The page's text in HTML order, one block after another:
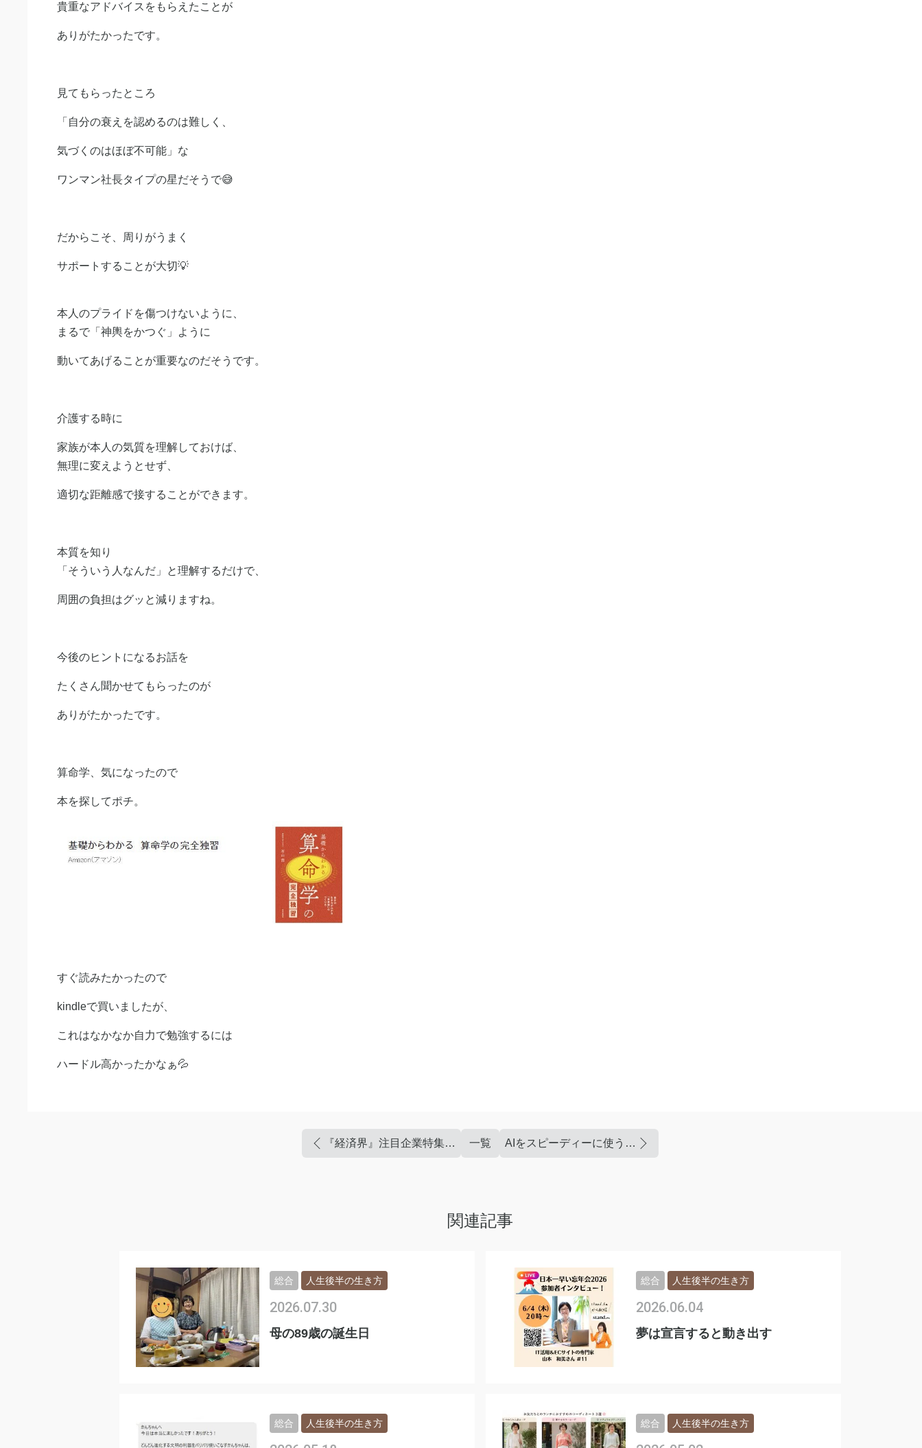
貴重なアドバイスをもらえたことが
ありがたかったです。
見てもらったところ
「自分の衰えを認めるのは難しく、
気づくのはほぼ不可能」な
ワンマン社長タイプの星だそうで😅
だからこそ、周りがうまく
サポートすることが大切💡
本人のプライドを傷つけないように、
まるで「神輿をかつぐ」ように
動いてあげることが重要なのだそうです。
介護する時に
家族が本人の気質を理解しておけば、
無理に変えようとせず、
適切な距離感で接することができます。
本質を知り
「そういう人なんだ」と理解するだけで、
周囲の負担はグッと減りますね。
今後のヒントになるお話を
たくさん聞かせてもらったのが
ありがたかったです。
算命学、気になったので
本を探してポチ。
すぐ読みたかったので
kindleで買いましたが、
これはなかなか自力で勉強するには
ハードル高かったかなぁ💦
『経済界』注目企業特集2025に選出され 記事が掲載されました 一覧 AIをスピーディーに使うスゴ技
関連記事
母の89歳の誕生日
2026.07.30
総合 人生後半の生き方
夢は宣言すると動き出す
2026.06.04
総合 人生後半の生き方
総合 人生後半の生き方 総合 人生後半の生き方